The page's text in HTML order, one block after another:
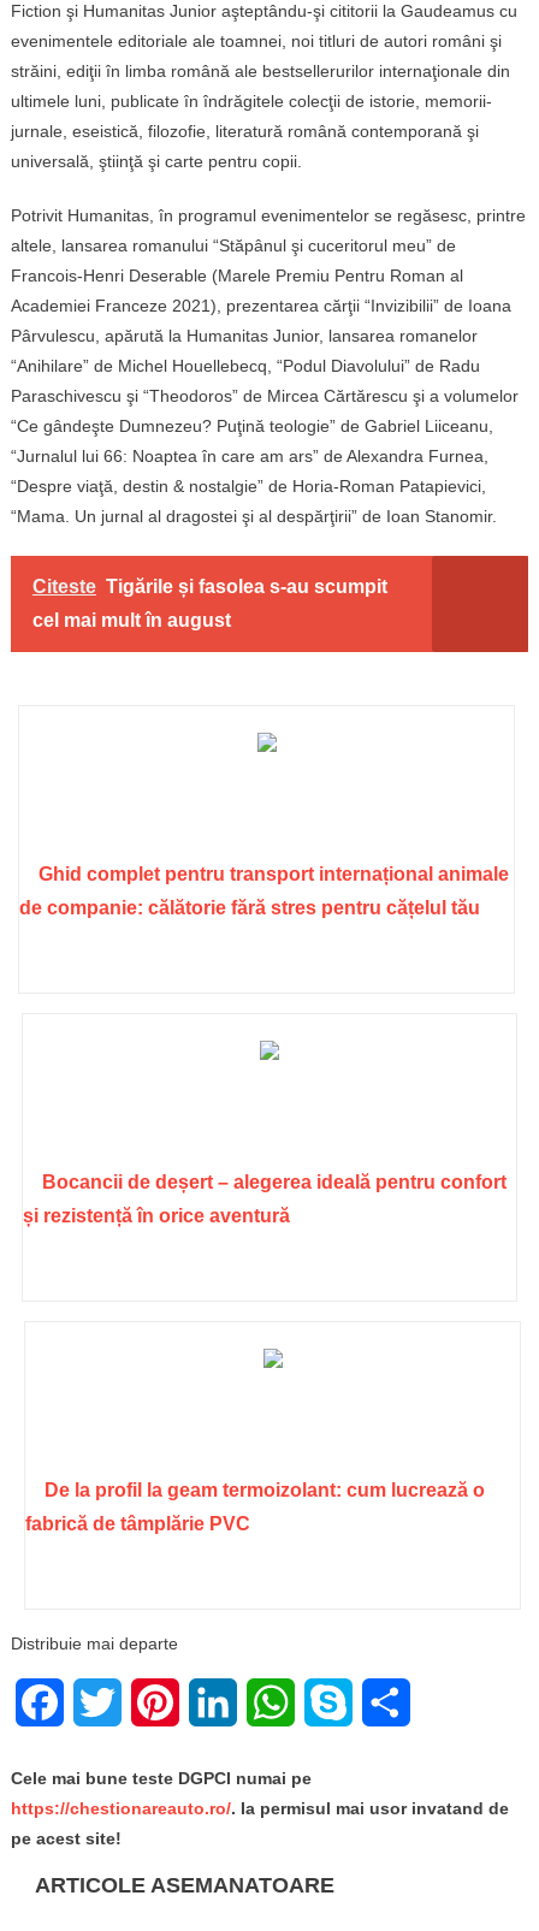
Fiction şi Humanitas Junior aşteptându-şi cititorii la Gaudeamus cu
evenimentele editoriale ale toamnei, noi titluri de autori români şi
străini, ediţii în limba română ale bestsellerurilor internaţionale din
ultimele luni, publicate în îndrăgitele colecţii de istorie, memorii-
jurnale, eseistică, filozofie, literatură română contemporană şi
universală, ştiinţă şi carte pentru copii.
Potrivit Humanitas, în programul evenimentelor se regăsesc, printre
altele, lansarea romanului “Stăpânul şi cuceritorul meu” de
Francois-Henri Deserable (Marele Premiu Pentru Roman al
Academiei Franceze 2021), prezentarea cărţii “Invizibilii” de Ioana
Pârvulescu, apărută la Humanitas Junior, lansarea romanelor
“Anihilare” de Michel Houellebecq, “Podul Diavolului” de Radu
Paraschivescu şi “Theodoros” de Mircea Cărtărescu şi a volumelor
“Ce gândeşte Dumnezeu? Puţină teologie” de Gabriel Liiceanu,
“Jurnalul lui 66: Noaptea în care am ars” de Alexandra Furnea,
“Despre viaţă, destin & nostalgie” de Horia-Roman Patapievici,
“Mama. Un jurnal al dragostei şi al despărţirii” de Ioan Stanomir.
Citeste Tigările și fasolea s-au scumpit
cel mai mult în august
Ghid complet pentru transport internațional animale
de companie: călătorie fără stres pentru cățelul tău
Bocancii de deșert – alegerea ideală pentru confort
și rezistență în orice aventură
De la profil la geam termoizolant: cum lucrează o
fabrică de tâmplărie PVC
Distribuie mai departe
FacebookTwitter PinterestLinkedIn WhatsApp
Skype
Cele mai bune teste DGPCI numai pe
https://chestionareauto.ro/. Ia permisul mai usor invatand de
pe acest site!
ARTICOLE ASEMANATOARE